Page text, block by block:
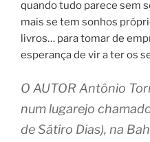
quando tudo parece sem
mais se tem sonhos
livros… para tomar de
esperança de vir a ter os
O AUTOR Antônio
num lugarejo
de Sátiro Dias), na